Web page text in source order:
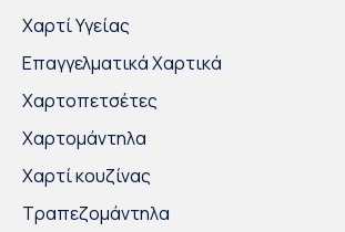
Χαρτί Υγείας
Επαγγελματικά Χαρτικά
Χαρτοπετσέτες
Χαρτομάντηλα
Χαρτί κουζίνας
Τραπεζομάντηλα